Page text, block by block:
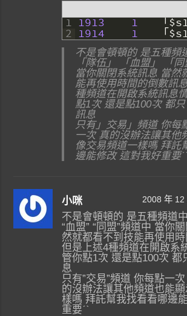
1
2
1913 1 「$
1914 1 「$
不是會頓頓的 是五種頻
「隊伍」 「血盟」 「
當你關閉系統訊息 當然
能再使用時間的倒數訊
種頻道在開啟系統訊息
點1次 還是點100次 都
訊息
只有」交易」頻道 你每
一次 真的沒辦法讓其他
像交易頻道一樣嗎 拜託
邊能修改 這對我好重要ˊˋ
小咪 2008 年 12
不是會頓頓的 是五種頻道中
“血盟” “同盟”頻道中 當你
然就都看不到技能再使用
但是上述4種頻道在開啟系
管你點1次 還是點100次 都
息
只有”交易”頻道 你每點一
的沒辦法讓其他頻道也能
樣嗎 拜託幫我找看看哪邊
重要ˊˋ